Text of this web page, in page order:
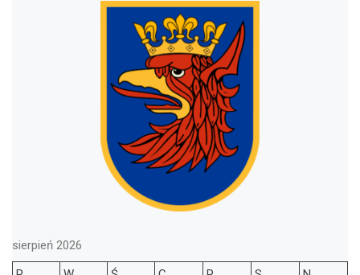
sierpień 2026